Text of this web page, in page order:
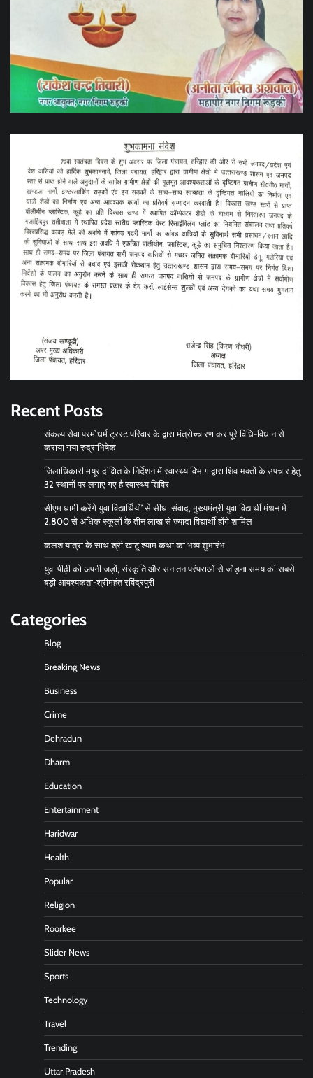
Recent Posts
संकल्प सेवा परमोधर्म ट्रस्ट परिवार के द्वारा मंत्रोच्चारण कर पूरे विधि-विधान से
कराया गया रुद्राभिषेक
जिलाधिकारी मयूर दीक्षित के निर्देशन में स्वास्थ्य विभाग द्वारा शिव भक्तों के उपचार हेतु
32 स्थानों पर लगाए गए है स्वास्थ्य शिविर
सीएम धामी करेंगे युवा विद्यार्थियों’ से सीधा संवाद, मुख्यमंत्री युवा विद्यार्थी मंथन में
2,800 से अधिक स्कूलों के तीन लाख से ज्यादा विद्यार्थी होंगे शामिल
कलश यात्रा के साथ श्री खाटू श्याम कथा का भव्य शुभारंभ
युवा पीढ़ी को अपनी जड़ों, संस्कृति और सनातन परंपराओं से जोड़ना समय की सबसे
बड़ी आवश्यकता-श्रीमहंत रविंद्रपुरी
Categories
Blog
Breaking News
Business
Crime
Dehradun
Dharm
Education
Entertainment
Haridwar
Health
Popular
Religion
Roorkee
Slider News
Sports
Technology
Travel
Trending
Uttar Pradesh